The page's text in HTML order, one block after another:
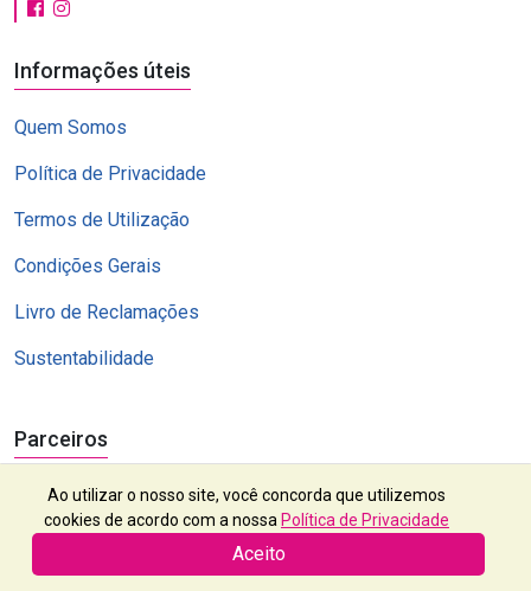
Informações úteis
Quem Somos
Política de Privacidade
Termos de Utilização
Condições Gerais
Livro de Reclamações
Sustentabilidade
Parceiros
Ao utilizar o nosso site, você concorda que utilizemos
cookies de acordo com a nossa Política de Privacidade
Aceito